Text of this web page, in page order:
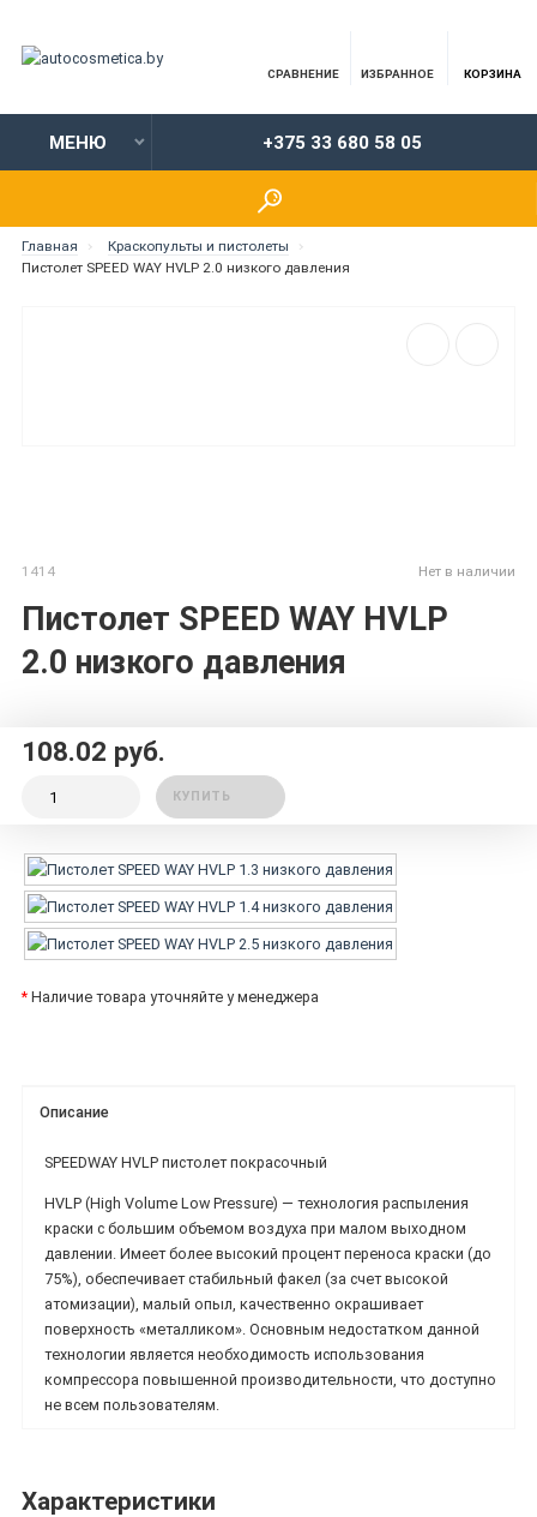
СРАВНЕНИЕ ИЗБРАННОЕ КОРЗИНА
МЕНЮ +375 33 680 58 05
Главная
Краскопульты и пистолеты
Пистолет SPEED WAY HVLP 2.0 низкого давления
1414
Пистолет SPEED WAY HVLP
2.0 низкого давления
Нет в наличии
108.02 руб.
КУПИТЬ
* Наличие товара уточняйте у менеджера
Описание
SPEEDWAY HVLP пистолет покрасочный
HVLP (High Volume Low Pressure) — технология распыления
краски с большим объемом воздуха при малом выходном
давлении. Имеет более высокий процент переноса краски (до
75%), обеспечивает стабильный факел (за счет высокой
атомизации), малый опыл, качественно окрашивает
поверхность «металликом». Основным недостатком данной
технологии является необходимость использования
компрессора повышенной производительности, что доступно
не всем пользователям.
Характеристики